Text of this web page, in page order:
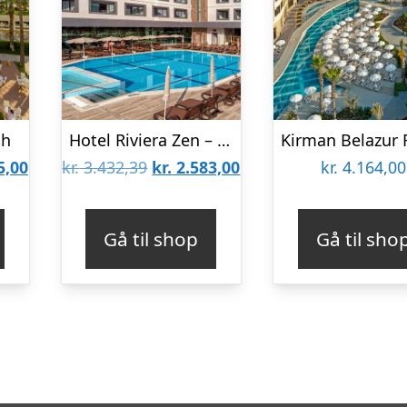
Den
kr. 5.465,00.
Hotel Riviera Zen – Voksenhotel
kr.3.432,39 Den
var:
kr. 3.432,39.
kr. 2.583,00Den
kr. 2.583,00.
Gå til shop
kr. 4.164,00
Gå til